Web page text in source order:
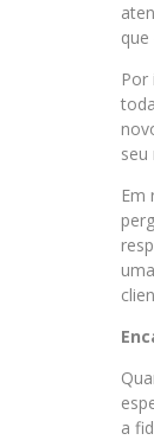
seu
Em
a